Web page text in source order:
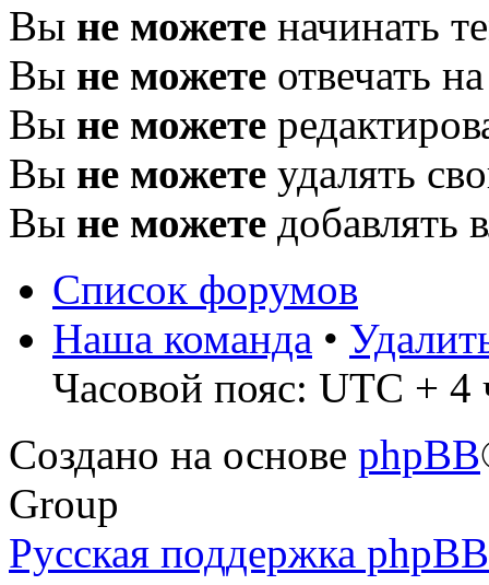
Вы не можете начинать
Вы не можете отвечать
Вы не можете
Вы не можете удалять
Вы не можете добавлять
Список форумов
Наша команда •
Часовой пояс: UTC + 4
Создано на основе phpBB
Group
Русская поддержка phpBB